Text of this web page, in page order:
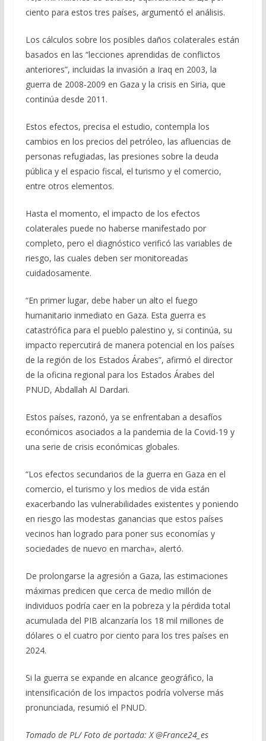
ciento para estos tres países, argumentó el análisis.
Los cálculos sobre los posibles daños colaterales están
basados en las “lecciones aprendidas de conflictos
anteriores”, incluidas la invasión a Iraq en 2003, la
guerra de 2008-2009 en Gaza y la crisis en Siria, que
continúa desde 2011.
Estos efectos, precisa el estudio, contempla los
cambios en los precios del petróleo, las afluencias de
personas refugiadas, las presiones sobre la deuda
pública y el espacio fiscal, el turismo y el comercio,
entre otros elementos.
Hasta el momento, el impacto de los efectos
colaterales puede no haberse manifestado por
completo, pero el diagnóstico verificó las variables de
riesgo, las cuales deben ser monitoreadas
cuidadosamente.
“En primer lugar, debe haber un alto el fuego
humanitario inmediato en Gaza. Esta guerra es
catastrófica para el pueblo palestino y, si continúa, su
impacto repercutirá de manera potencial en los países
de la región de los Estados Árabes”, afirmó el director
de la oficina regional para los Estados Árabes del
PNUD, Abdallah Al Dardari.
Estos países, razonó, ya se enfrentaban a desafíos
económicos asociados a la pandemia de la Covid-19 y
una serie de crisis económicas globales.
“Los efectos secundarios de la guerra en Gaza en el
comercio, el turismo y los medios de vida están
exacerbando las vulnerabilidades existentes y poniendo
en riesgo las modestas ganancias que estos países
vecinos han logrado para poner sus economías y
sociedades de nuevo en marcha», alertó.
De prolongarse la agresión a Gaza, las estimaciones
máximas predicen que cerca de medio millón de
individuos podría caer en la pobreza y la pérdida total
acumulada del PIB alcanzaría los 18 mil millones de
dólares o el cuatro por ciento para los tres países en
2024.
Si la guerra se expande en alcance geográfico, la
intensificación de los impactos podría volverse más
pronunciada, resumió el PNUD.
Tomado de PL/ Foto de portada: X @France24_es